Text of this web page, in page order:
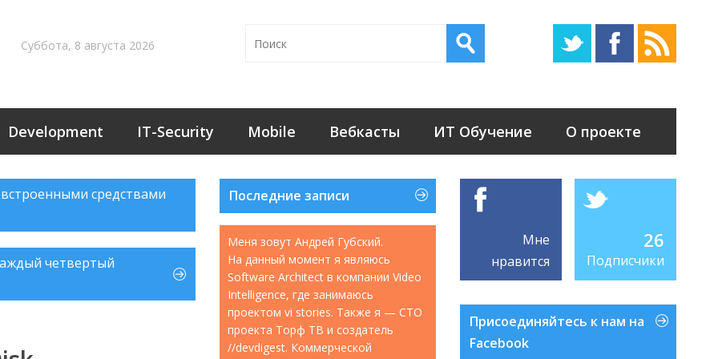
Суббота, 8 августа 2026
Development IT-Security Mobile Вебкасты ИТ Обучение О проекте
средствами
четвертый
Последние записи
Меня зовут Андрей Губский.
На данный момент я являюсь
Software Architect в компании Video
Intelligence, где занимаюсь
проектом vi stories. Также я — CTO
проекта Торф ТВ и создатель
//devdigest. Коммерческой
Мне
нравится
26
Подписчики
Присоединяйтесь к нам на
Facebook